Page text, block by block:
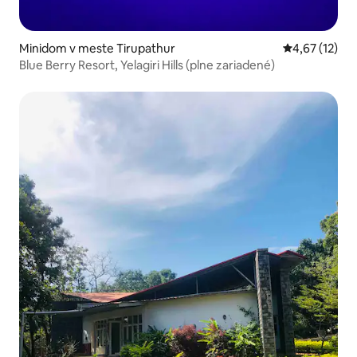
Minidom v meste Tirupathur Priemerné
4,67 (12)
Blue Berry Resort, Yelagiri Hills (plne zariadené)